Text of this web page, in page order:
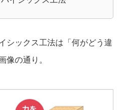
シックス工法は「何がどう違
像の通り。